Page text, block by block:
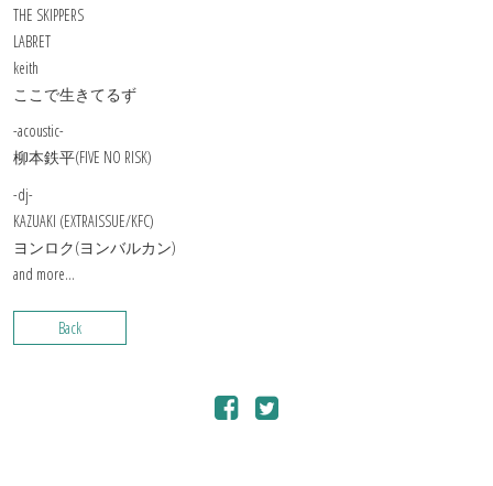
THE SKIPPERS
LABRET
keith
ここで生きてるず
-acoustic-
柳本鉄平(FIVE NO RISK)
-dj-
KAZUAKI (EXTRAISSUE/KFC)
ヨンロク(ヨンバルカン)
and more…
Back